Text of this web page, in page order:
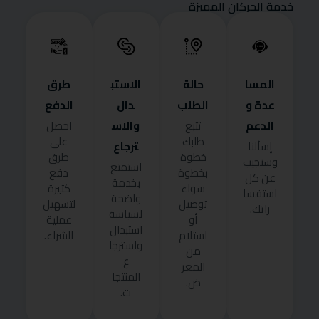
خدمة الحركان المميزة
المسا
عدة و
الدعم
إسألنا
وسنجيب
عن كل
استفسا
راتك.
حالة
الطلب
تتبع
طلبك
خطوة
بخطوة
سواء
توصيل
أو
استلام
من
المعر
ض.
الاستب
دال
والاس
ترجاع
استمتع
بخدمة
واضحة
لسياسة
استبدال
واسترجا
ع
المنتجا
ت.
طرق
الدفع
احصل
على
طرق
دفع
كثيرة
لتسهيل
عملية
الشراء.